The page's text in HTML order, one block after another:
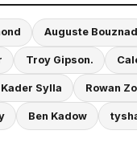
Auguste Bouznad
Troy Gipson.
Kader Sylla Rowan
Ben Kadow